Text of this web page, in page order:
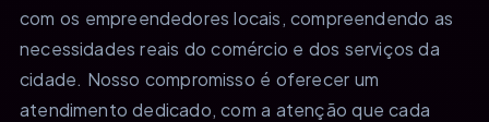
com os empreendedores locais, compreendendo as
necessidades reais do comércio e dos serviços da
cidade. Nosso compromisso é oferecer um
atendimento dedicado, com a atenção que cada